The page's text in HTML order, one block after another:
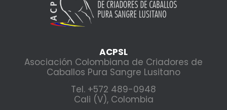
ACPSL
Asociación Colombiana de Criadores de
Caballos Pura Sangre Lusitano
Tel. +572 489-0948
Cali (V), Colombia